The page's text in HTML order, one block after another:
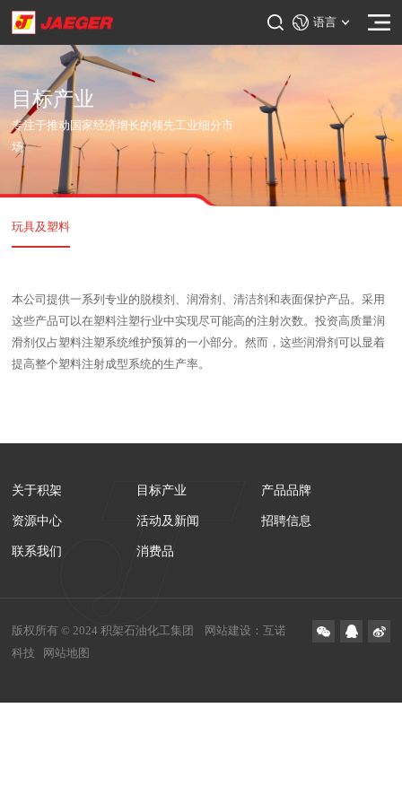
语言
目标产业
专注于推动国家经济增长的领先工业细分市
场
玩具及塑料
本公司提供一系列专业的脱模剂、润滑剂、清洁剂和表面保护产品。采用
这些产品可以在塑料注塑行业中实现尽可能高的注射次数。投资高质量润
滑剂仅占塑料注塑系统维护预算的一小部分。然而，这些润滑剂可以显着
提高整个塑料注射成型系统的生产率。
关于积架 目标产业 产品品牌
资源中心 活动及新闻 招聘信息
联系我们 消费品
版权所有 © 2024 积架石油化工集团 网站建设 ：
互诺
科技
网站地图